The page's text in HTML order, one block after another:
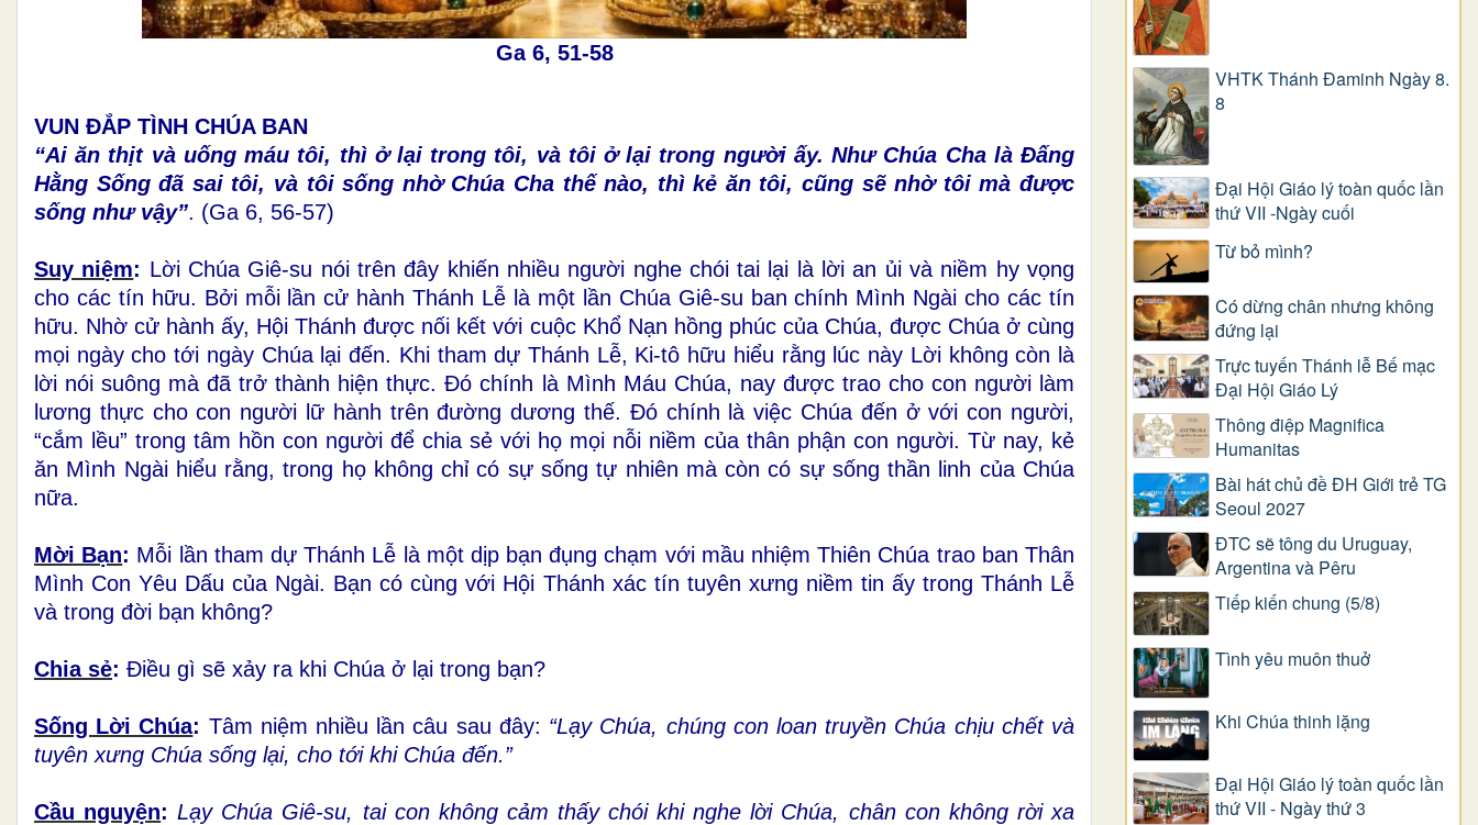
Ga 6, 51-58
VUN ĐẮP TÌNH CHÚA BAN
“Ai ăn thịt và uống máu tôi, thì ở lại trong tôi, và tôi ở lại trong người ấy. Như Chúa Cha là Đấng
Hằng Sống đã sai tôi, và tôi sống nhờ Chúa Cha thế nào, thì kẻ ăn tôi, cũng sẽ nhờ tôi mà được
sống như vậy”. (Ga 6, 56-57)
Suy niệm: Lời Chúa Giê-su nói trên đây khiến nhiều người nghe chói tai lại là lời an ủi và niềm hy vọng
cho các tín hữu. Bởi mỗi lần cử hành Thánh Lễ là một lần Chúa Giê-su ban chính Mình Ngài cho các tín
hữu. Nhờ cử hành ấy, Hội Thánh được nối kết với cuộc Khổ Nạn hồng phúc của Chúa, được Chúa ở cùng
mọi ngày cho tới ngày Chúa lại đến. Khi tham dự Thánh Lễ, Ki-tô hữu hiểu rằng lúc này Lời không còn là
lời nói suông mà đã trở thành hiện thực. Đó chính là Mình Máu Chúa, nay được trao cho con người làm
lương thực cho con người lữ hành trên đường dương thế. Đó chính là việc Chúa đến ở với con người,
“cắm lều” trong tâm hồn con người để chia sẻ với họ mọi nỗi niềm của thân phận con người. Từ nay, kẻ
ăn Mình Ngài hiểu rằng, trong họ không chỉ có sự sống tự nhiên mà còn có sự sống thần linh của Chúa
nữa.
Mời Bạn: Mỗi lần tham dự Thánh Lễ là một dịp bạn đụng chạm với mầu nhiệm Thiên Chúa trao ban Thân
Mình Con Yêu Dấu của Ngài. Bạn có cùng với Hội Thánh xác tín tuyên xưng niềm tin ấy trong Thánh Lễ
và trong đời bạn không?
Chia sẻ: Điều gì sẽ xảy ra khi Chúa ở lại trong bạn?
Sống Lời Chúa: Tâm niệm nhiều lần câu sau đây: “Lạy Chúa, chúng con loan truyền Chúa chịu chết và
tuyên xưng Chúa sống lại, cho tới khi Chúa đến.”
Cầu nguyện: Lạy Chúa Giê-su, tai con không cảm thấy chói khi nghe lời Chúa, chân con không rời xa
VHTK Thánh Đaminh Ngày 8.
8
Đại Hội Giáo lý toàn quốc lần
thứ VII -Ngày cuối
Từ bỏ mình?
Có dừng chân nhưng không
đứng lại
Trực tuyến Thánh lễ Bế mạc
Đại Hội Giáo Lý
Thông điệp Magnifica
Humanitas
Bài hát chủ đề ĐH Giới trẻ TG
Seoul 2027
ĐTC sẽ tông du Uruguay,
Argentina và Pêru
Tiếp kiến chung (5/8)
Tình yêu muôn thuở
Khi Chúa thinh lặng
Đại Hội Giáo lý toàn quốc lần
thứ VII - Ngày thứ 3